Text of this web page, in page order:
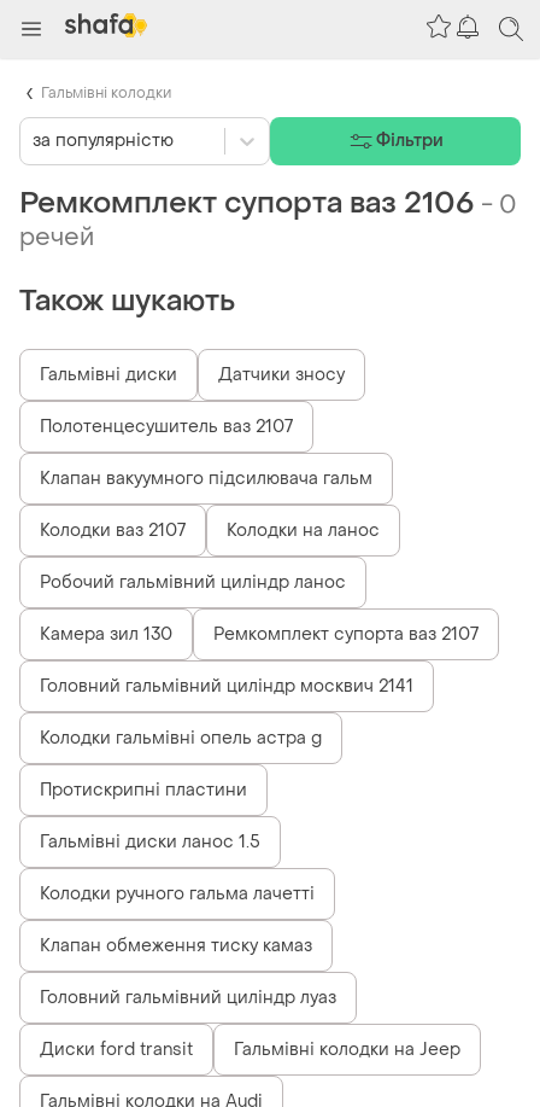
Ремкомплект супорта ваз 2106 - 0
речей
Також шукають
Гальмівні диски Датчики зносу
Полотенцесушитель ваз 2107
Клапан вакуумного підсилювача гальм
Колодки ваз 2107 Колодки на ланос
Робочий гальмівний циліндр ланос
Камера зил 130 Ремкомплект супорта ваз 2107
Головний гальмівний циліндр москвич 2141
Колодки гальмівні опель астра g
Протискрипні пластини
Гальмівні диски ланос 1.5
Колодки ручного гальма лачетті
Клапан обмеження тиску камаз
Головний гальмівний циліндр луаз
Диски ford transit Гальмівні колодки на Jeep
Гальмівні колодки на Audi
за популярністю Фільтри
Гальмівні колодки